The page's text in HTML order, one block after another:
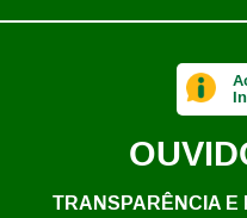
TRANSPARÊNCIA E